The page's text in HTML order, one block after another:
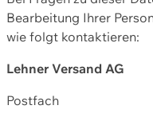
Bearbeitung Ihrer
wie folgt kontaktieren:
Lehner Versand AG
Postfach